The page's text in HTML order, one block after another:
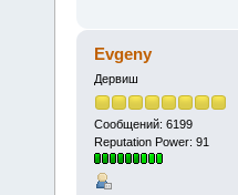
Evgeny
Дервиш
Сообщений: 6199
Reputation Power: 91